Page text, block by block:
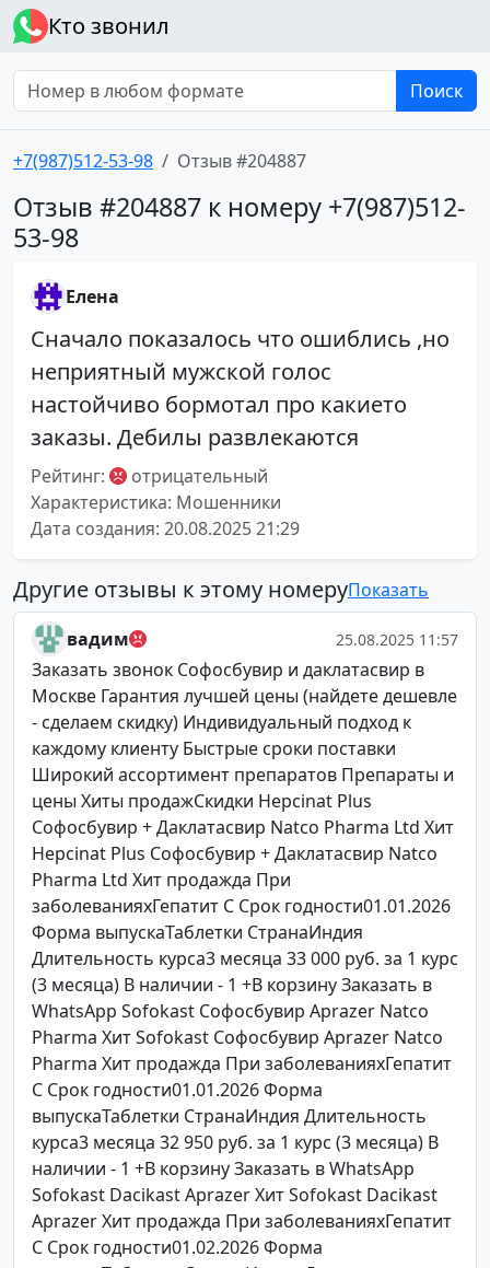
Кто звонил
Поиск
+7(987)512-53-98 Отзыв #204887
Отзыв #204887 к номеру +7(987)512-
53-98
Елена
Сначало показалось что ошиблись ,но
неприятный мужской голос
настойчиво бормотал про какието
заказы. Дебилы развлекаются
Рейтинг:
отрицательный
Характеристика: Мошенники
Дата создания: 20.08.2025 21:29
Другие отзывы к этому номеруПоказать
вадим 25.08.2025 11:57
Заказать звонок Софосбувир и даклатасвир в
Москве Гарантия лучшей цены (найдете дешевле
- сделаем скидку) Индивидуальный подход к
каждому клиенту Быстрые сроки поставки
Широкий ассортимент препаратов Препараты и
цены Хиты продажСкидки Hepcinat Plus
Софосбувир + Даклатасвир Natco Pharma Ltd Хит
Hepcinat Plus Софосбувир + Даклатасвир Natco
Pharma Ltd Хит продажда При
заболеванияхГепатит C Срок годности01.01.2026
Форма выпускаТаблетки СтранаИндия
Длительность курса3 месяца 33 000 руб. за 1 курс
(3 месяца) В наличии - 1 +В корзину Заказать в
WhatsApp Sofokast Софосбувир Aprazer Natco
Pharma Хит Sofokast Софосбувир Aprazer Natco
Pharma Хит продажда При заболеванияхГепатит
C Срок годности01.01.2026 Форма
выпускаТаблетки СтранаИндия Длительность
курса3 месяца 32 950 руб. за 1 курс (3 месяца) В
наличии - 1 +В корзину Заказать в WhatsApp
Sofokast Dacikast Aprazer Хит Sofokast Dacikast
Aprazer Хит продажда При заболеванияхГепатит
C Срок годности01.02.2026 Форма